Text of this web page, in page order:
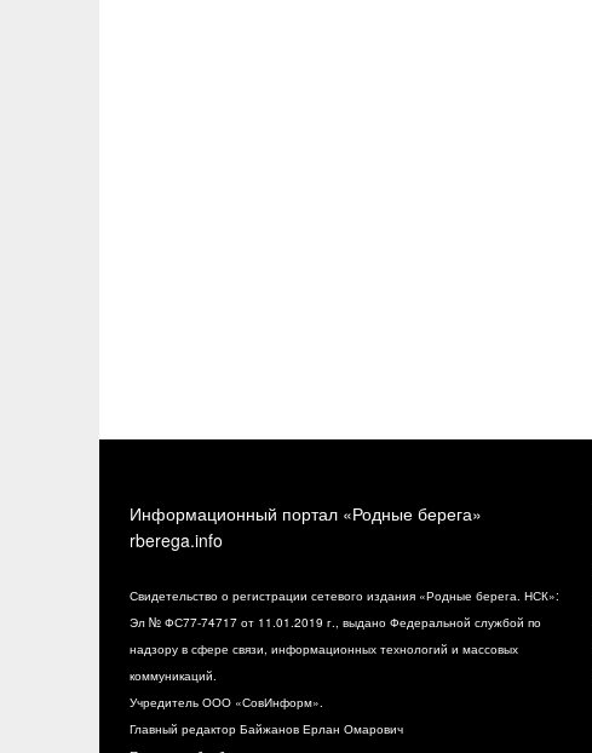
Информационный портал «Родные берега»
rberega.info
Свидетельство о регистрации сетевого издания «Родные берега. НСК»:
Эл № ФС77-74717 от 11.01.2019 г., выдано Федеральной службой по
надзору в сфере связи, информационных технологий и массовых
коммуникаций.
Учредитель ООО «СовИнформ».
Главный редактор Байжанов Ерлан Омарович